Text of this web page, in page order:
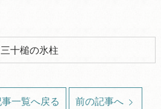
三十槌の氷柱
一覧へ戻る 前の記事へ